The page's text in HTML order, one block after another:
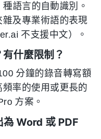
語言的自動識別。
及專業術語的表現
不支援中文）。
什麼限制？
分鐘的錄音轉寫額
率的使用或更長的
方案。
Word 或 PDF